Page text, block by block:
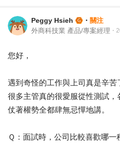
Peggy Hsieh ・ 關注
外商科技業 產品/專案經理 ・
您好，
遇到奇怪的工作與上司真是辛苦
很多主管真的很愛服從性測試，
仗著權勢全都肆無忌憚地講。
Ｑ：面試時，公司比較喜歡哪一